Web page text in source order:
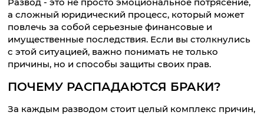
а сложный юридический процесс, который может
повлечь за собой серьезные финансовые и
имущественные последствия. Если вы столкнулись
с этой ситуацией, важно понимать не только
причины, но и способы защиты своих прав.
ПОЧЕМУ РАСПАДАЮТСЯ БРАКИ?
За каждым разводом стоит целый комплекс причин,